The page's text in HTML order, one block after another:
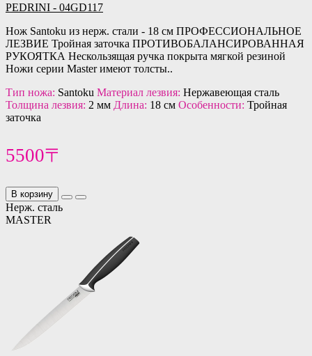
PEDRINI - 04GD117
Нож Santoku из нерж. стали - 18 см ПРОФЕССИОНАЛЬНОЕ
ЛЕЗВИЕ Тройная заточка ПРОТИВОБАЛАНСИРОВАННАЯ
РУКОЯТКА Нескользящая ручка покрыта мягкой резиной
Ножи серии Master имеют толсты..
Тип ножа: Santoku Материал лезвия: Нержавеющая сталь
Толщина лезвия: 2 мм Длина: 18 см Особенности: Тройная
заточка
5500〒
В корзину
Нерж. сталь
MASTER